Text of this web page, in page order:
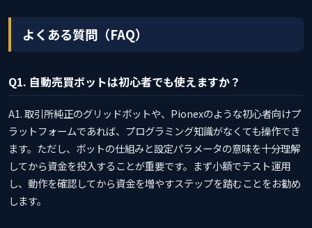
よくある質問（FAQ）
Q1. 自動売買ボットは初心者でも使えますか？
A1. 取引所純正のグリッドボットや、Pionexのような初心者向けプ
ラットフォームであれば、プログラミング知識がなくても操作でき
ます。ただし、ボットの仕組みと設定パラメータの意味を十分理解
してから資金を投入することが重要です。まず小額でテスト運用
し、動作を確認してから資金を増やすステップを踏むことをお勧め
します。